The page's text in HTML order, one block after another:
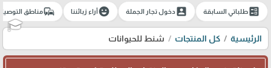
ballotطلباتي السابقة account_boxدخول تجار الجملة emoji_emotionsآراء زبائننا commuteمناطق
الرئيسية كل المنتجات شنط للحيوانات